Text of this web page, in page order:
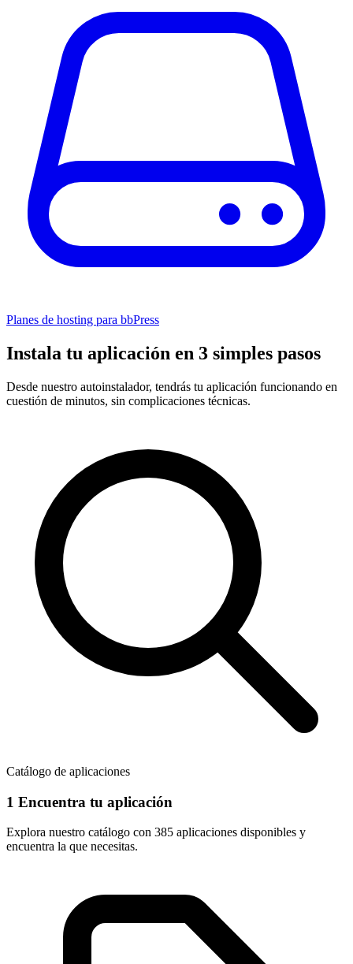
Planes de hosting para bbPress
Instala tu aplicación en 3 simples pasos
Desde nuestro autoinstalador, tendrás tu aplicación funcionando en
cuestión de minutos, sin complicaciones técnicas.
Catálogo de aplicaciones
1 Encuentra tu aplicación
Explora nuestro catálogo con 385 aplicaciones disponibles y
encuentra la que necesitas.